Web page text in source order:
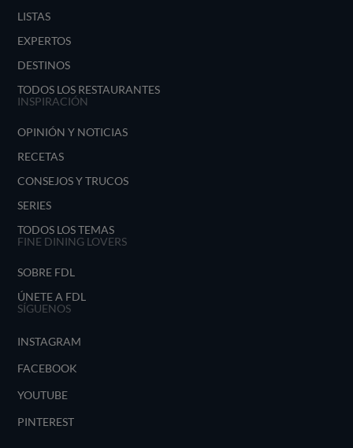
LISTAS
EXPERTOS
DESTINOS
TODOS LOS RESTAURANTES
INSPIRACIÓN
OPINIÓN Y NOTICIAS
RECETAS
CONSEJOS Y TRUCOS
SERIES
TODOS LOS TEMAS
FINE DINING LOVERS
SOBRE FDL
ÚNETE A FDL
SÍGUENOS
INSTAGRAM
FACEBOOK
YOUTUBE
PINTEREST